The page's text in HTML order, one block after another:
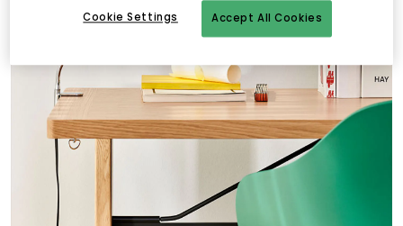
Accept All Cookies
Cookie Settings